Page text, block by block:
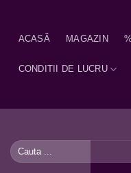
contentACASĂ MAGAZIN
CONDITII DE LUCRU
Caută
după: